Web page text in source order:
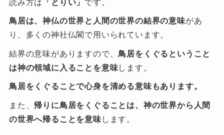
読み方は 「とりい」 です。
鳥居は、神仏の世界と人間の世界の結界の意味があ
り、多くの神社仏閣で用いられています。
結界の意味がありますので、鳥居をくぐるということ
は神の領域に入ることを意味します。
鳥居をくぐることで心身を清める意味もあります。
また、 帰りに鳥居をくぐることは、神の世界から人間
の世界へ帰ることを意味 します。